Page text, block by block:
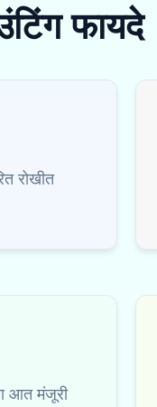
फायदे
रोखीत
आत मंजूरी